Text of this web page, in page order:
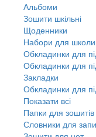
Альбоми
Зошити шкільні
Щоденники
Набори для школи
Обкладинки для
Обкладинки для
Закладки
Обкладинки для
Показати всі
Папки для зошитів
Словники для